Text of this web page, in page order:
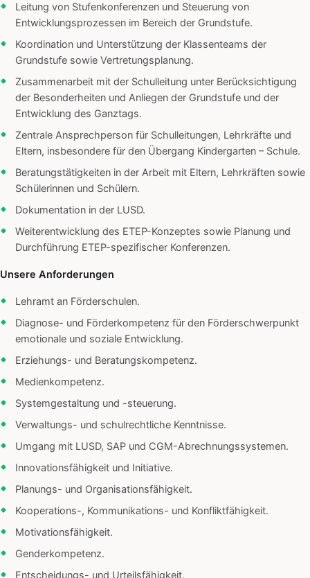
Leitung von Stufenkonferenzen und Steuerung von
Entwicklungsprozessen im Bereich der Grundstufe.
Koordination und Unterstützung der Klassenteams der
Grundstufe sowie Vertretungsplanung.
Zusammenarbeit mit der Schulleitung unter Berücksichtigung
der Besonderheiten und Anliegen der Grundstufe und der
Entwicklung des Ganztags.
Zentrale Ansprechperson für Schulleitungen, Lehrkräfte und
Eltern, insbesondere für den Übergang Kindergarten – Schule.
Beratungstätigkeiten in der Arbeit mit Eltern, Lehrkräften sowie
Schülerinnen und Schülern.
Dokumentation in der LUSD.
Weiterentwicklung des ETEP-Konzeptes sowie Planung und
Durchführung ETEP-spezifischer Konferenzen.
Unsere Anforderungen
Lehramt an Förderschulen.
Diagnose- und Förderkompetenz für den Förderschwerpunkt
emotionale und soziale Entwicklung.
Erziehungs- und Beratungskompetenz.
Medienkompetenz.
Systemgestaltung und -steuerung.
Verwaltungs- und schulrechtliche Kenntnisse.
Umgang mit LUSD, SAP und CGM-Abrechnungssystemen.
Innovationsfähigkeit und Initiative.
Planungs- und Organisationsfähigkeit.
Kooperations-, Kommunikations- und Konfliktfähigkeit.
Motivationsfähigkeit.
Genderkompetenz.
Entscheidungs- und Urteilsfähigkeit.